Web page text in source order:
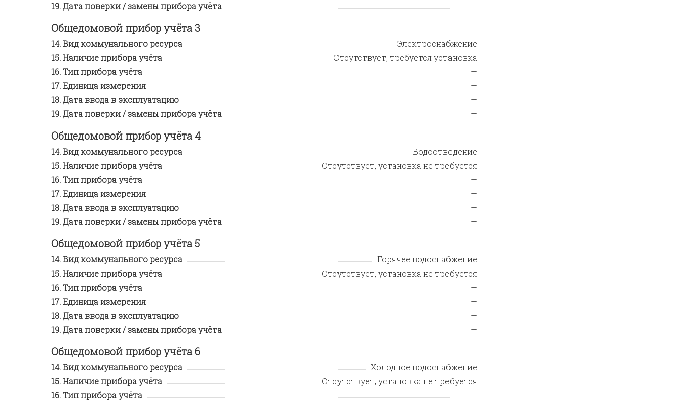
Дата поверки / замены прибора учёта
—
Общедомовой прибор учёта 3
Вид коммунального ресурса
Электроснабжение
Наличие прибора учёта
Отсутствует, требуется установка
Тип прибора учёта
—
Единица измерения
—
Дата ввода в эксплуатацию
—
Дата поверки / замены прибора учёта
—
Общедомовой прибор учёта 4
Вид коммунального ресурса
Водоотведение
Наличие прибора учёта
Отсутствует, установка не требуется
Тип прибора учёта
—
Единица измерения
—
Дата ввода в эксплуатацию
—
Дата поверки / замены прибора учёта
—
Общедомовой прибор учёта 5
Вид коммунального ресурса
Горячее водоснабжение
Наличие прибора учёта
Отсутствует, установка не требуется
Тип прибора учёта
—
Единица измерения
—
Дата ввода в эксплуатацию
—
Дата поверки / замены прибора учёта
—
Общедомовой прибор учёта 6
Вид коммунального ресурса
Холодное водоснабжение
Наличие прибора учёта
Отсутствует, установка не требуется
Тип прибора учёта
—